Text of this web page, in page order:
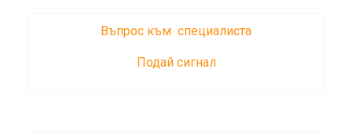
Въпрос към специалиста
Подай сигнал